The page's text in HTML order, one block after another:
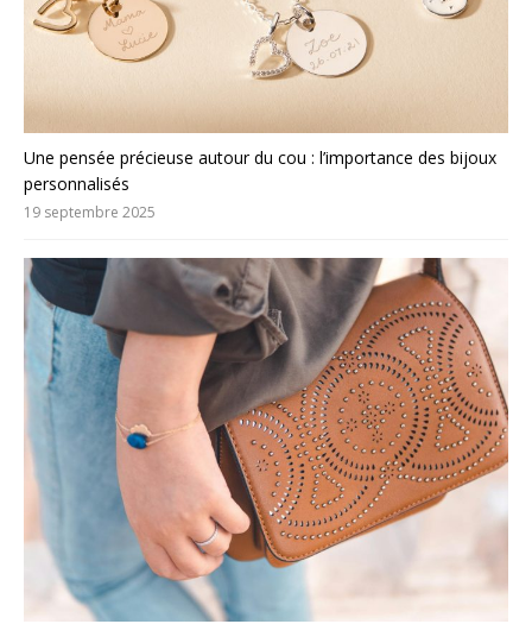
Une pensée précieuse autour du cou : l’importance des bijoux
personnalisés
19 septembre 2025